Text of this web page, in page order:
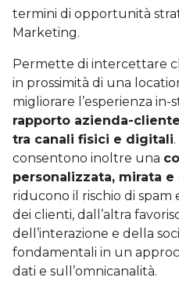
termini di opportunità
Marketing.
Permette di intercettare
in prossimità di una
migliorare l’esperienza in-
rapporto azienda-cliente
tra canali fisici e digitali
consentono inoltre una
personalizzata, mirata
riducono il rischio di spam
dei clienti, dall’altra
dell’interazione e della
fondamentali in un
dati e sull’omnicanalità.